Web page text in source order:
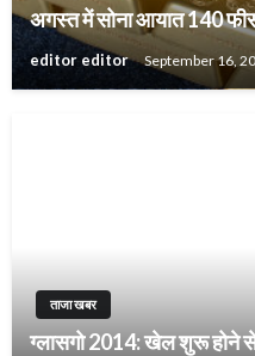
अगस्त में सोना आयात 140
editor editor September 16,
ताजा खबर
ग्लासगो 2014: खेल शुरू होने